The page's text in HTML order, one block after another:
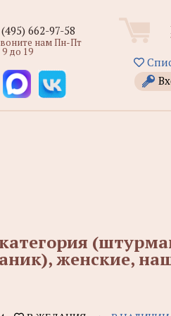
662-97-58
нам Пн-Пт
9 до 19
женские,